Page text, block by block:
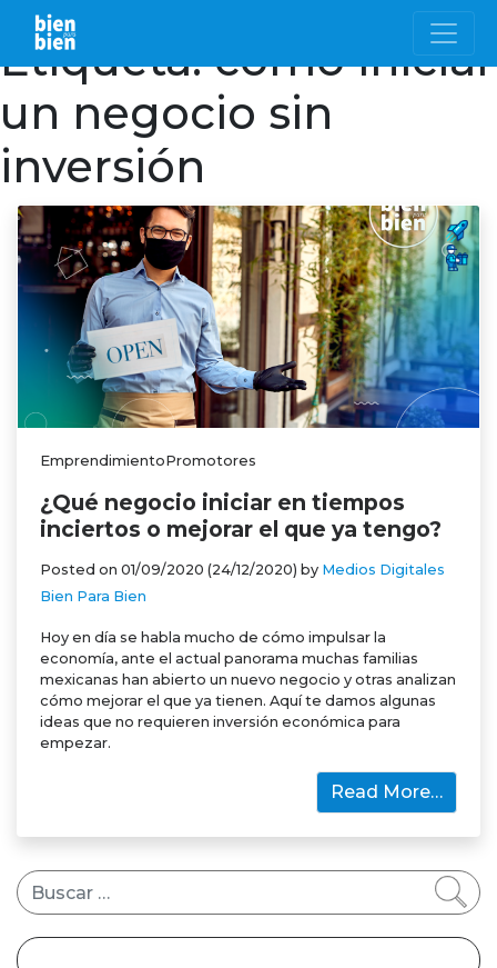
Etiqueta:cómo iniciar
un negocio sin
inversión
EmprendimientoPromotores
¿Qué negocio iniciar en tiempos
inciertos o mejorar el que ya tengo?
Posted on 01/09/2020 (24/12/2020) by Medios Digitales
Bien Para Bien
Hoy en día se habla mucho de cómo impulsar la
economía, ante el actual panorama muchas familias
mexicanas han abierto un nuevo negocio y otras analizan
cómo mejorar el que ya tienen. Aquí te damos algunas
ideas que no requieren inversión económica para
empezar.
Read More…
Buscar